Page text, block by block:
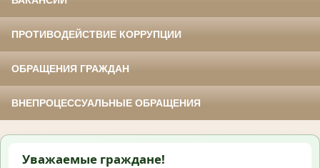
ПРОТИВОДЕЙСТВИЕ КОРРУПЦИИ
ОБРАЩЕНИЯ ГРАЖДАН
ВНЕПРОЦЕССУАЛЬНЫЕ ОБРАЩЕНИЯ
Уважаемые граждане!